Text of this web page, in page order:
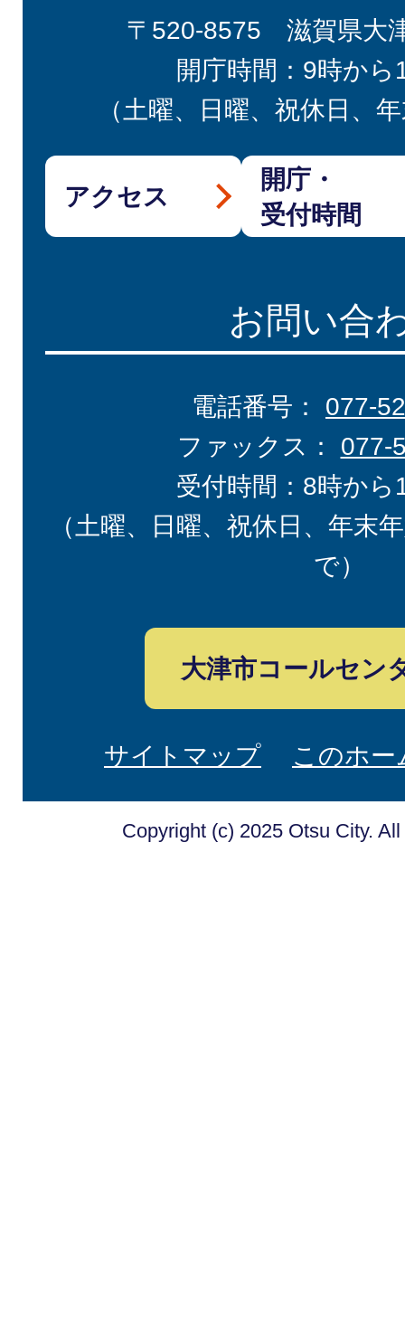
〒520-8575 滋賀県大
開庁時間：9時から
（土曜、日曜、祝休日、
アクセス
開庁・
受付時間
お問い合
電話番号： 077-
ファックス： 077-
受付時間：8時から
（土曜、日曜、祝休日、年末
で）
大津市コールセン
サイトマップ このホ
Copyright (c) 2025 Otsu City.